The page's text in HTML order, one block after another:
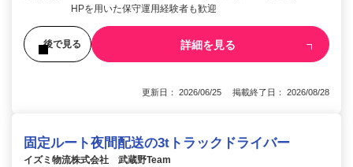
HPを用いた保守運用経験者も歓迎
後で見る 詳細を見る
更新日： 2026/06/25 掲載終了日： 2026/08/28
固定ルート夜間配送の3tトラックドライバー
イズミ物流株式会社 武蔵野Team